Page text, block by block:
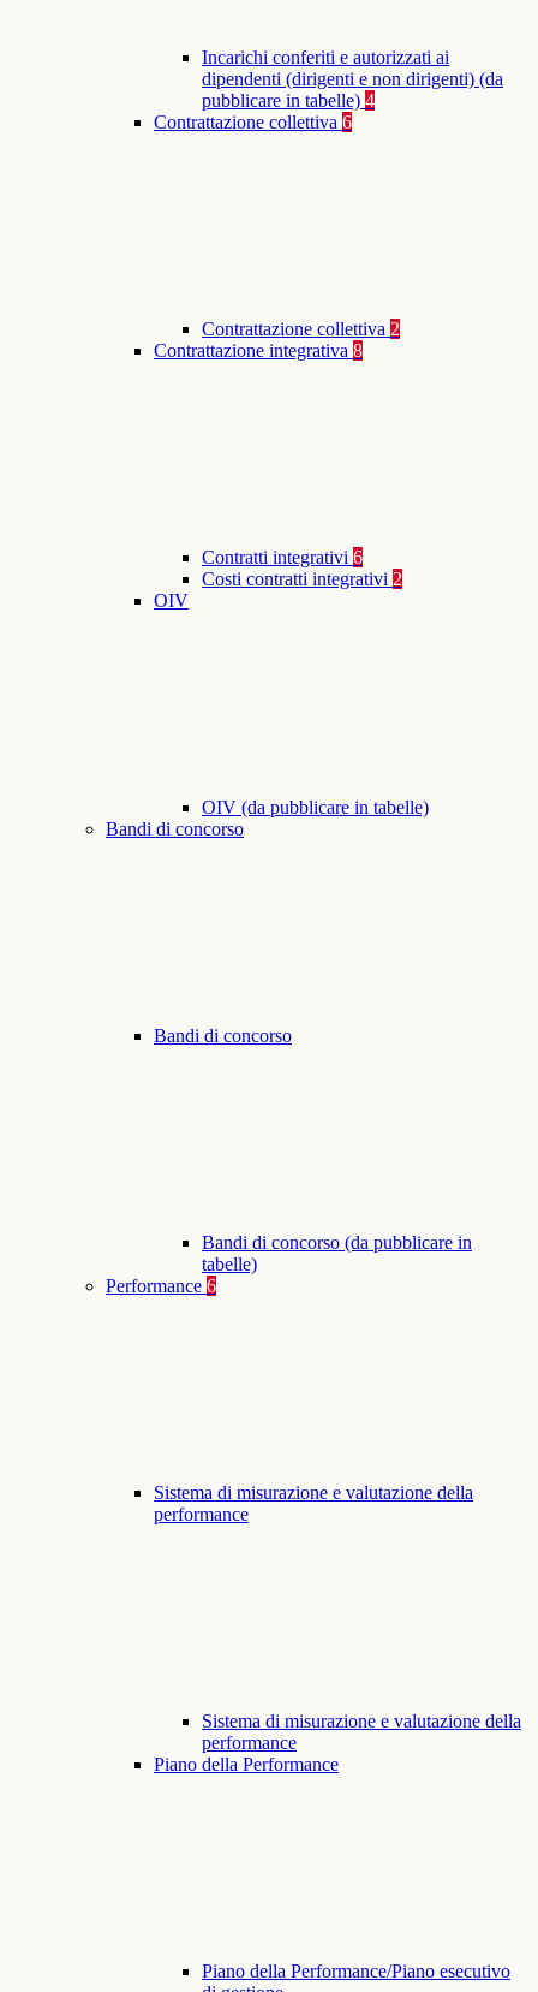
Incarichi conferiti e autorizzati ai
dipendenti (dirigenti e non dirigenti) (da
pubblicare in tabelle) 4
Contrattazione collettiva 6
Contrattazione collettiva 2
Contrattazione integrativa 8
Contratti integrativi 6
Costi contratti integrativi 2
OIV
OIV (da pubblicare in tabelle)
Bandi di concorso
Bandi di concorso
Bandi di concorso (da pubblicare in
tabelle)
Performance 6
Sistema di misurazione e valutazione della
performance
Sistema di misurazione e valutazione della
performance
Piano della Performance
Piano della Performance/Piano esecutivo